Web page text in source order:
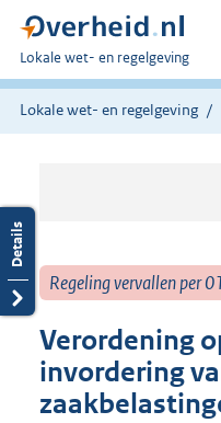
U
bent
hier:
Lokale wet- en regelgeving
Lokale wet- en regelgeving
Regeling vervallen per
Verordening
invordering